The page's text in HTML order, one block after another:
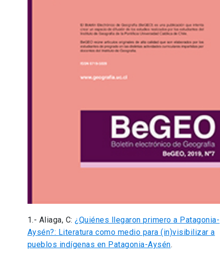
1.- Aliaga, C:¿Quiénes llegaron primero a Patagonia-
Aysén?: Literatura como medio para (in)visibilizar a
pueblos indígenas en Patagonia-Aysén.